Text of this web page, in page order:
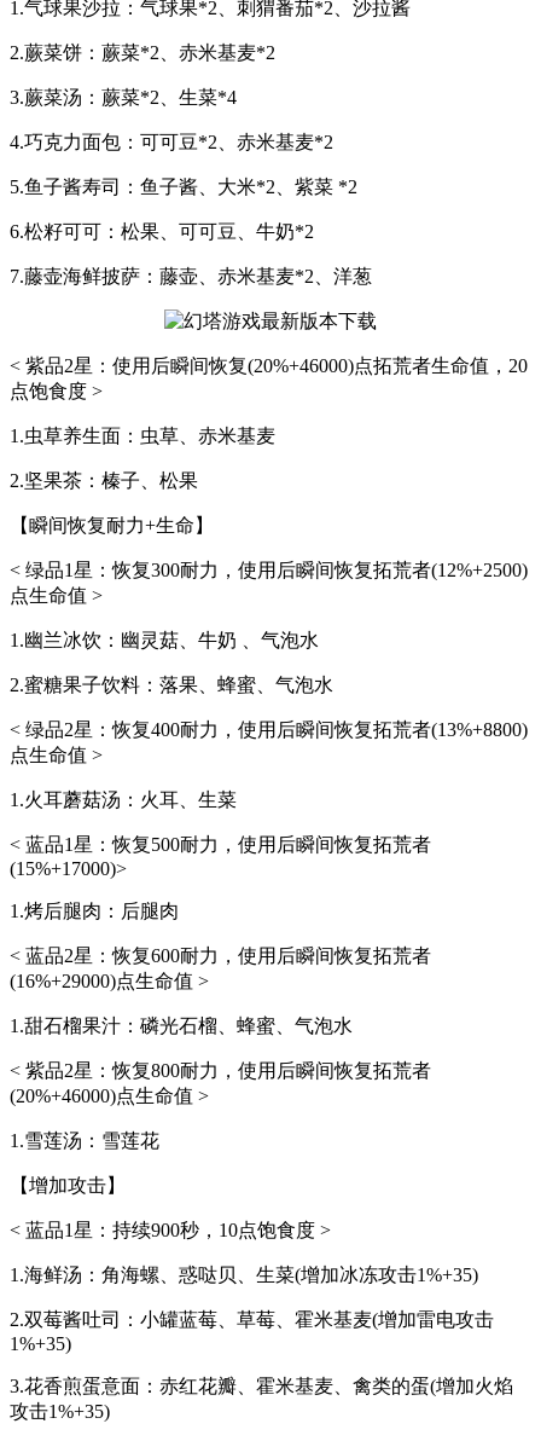
1.气球果沙拉：气球果*2、刺猬番茄*2、沙拉酱
2.蕨菜饼：蕨菜*2、赤米基麦*2
3.蕨菜汤：蕨菜*2、生菜*4
4.巧克力面包：可可豆*2、赤米基麦*2
5.鱼子酱寿司：鱼子酱、大米*2、紫菜 *2
6.松籽可可：松果、可可豆、牛奶*2
7.藤壶海鲜披萨：藤壶、赤米基麦*2、洋葱
< 紫品2星：使用后瞬间恢复(20%+46000)点拓荒者生命值，20
点饱食度 >
1.虫草养生面：虫草、赤米基麦
2.坚果茶：榛子、松果
【瞬间恢复耐力+生命】
< 绿品1星：恢复300耐力，使用后瞬间恢复拓荒者(12%+2500)
点生命值 >
1.幽兰冰饮：幽灵菇、牛奶 、气泡水
2.蜜糖果子饮料：落果、蜂蜜、气泡水
< 绿品2星：恢复400耐力，使用后瞬间恢复拓荒者(13%+8800)
点生命值 >
1.火耳蘑菇汤：火耳、生菜
< 蓝品1星：恢复500耐力，使用后瞬间恢复拓荒者
(15%+17000)>
1.烤后腿肉：后腿肉
< 蓝品2星：恢复600耐力，使用后瞬间恢复拓荒者
(16%+29000)点生命值 >
1.甜石榴果汁：磷光石榴、蜂蜜、气泡水
< 紫品2星：恢复800耐力，使用后瞬间恢复拓荒者
(20%+46000)点生命值 >
1.雪莲汤：雪莲花
【增加攻击】
< 蓝品1星：持续900秒，10点饱食度 >
1.海鲜汤：角海螺、惑哒贝、生菜(增加冰冻攻击1%+35)
2.双莓酱吐司：小罐蓝莓、草莓、霍米基麦(增加雷电攻击
1%+35)
3.花香煎蛋意面：赤红花瓣、霍米基麦、禽类的蛋(增加火焰
攻击1%+35)